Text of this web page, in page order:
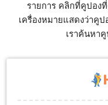
รายการ คลิกที่คูปอง
เครื่องหมายแสดงว่าคู
เราค้นหา